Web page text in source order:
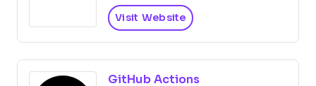
Visit Website
GitHub Actions